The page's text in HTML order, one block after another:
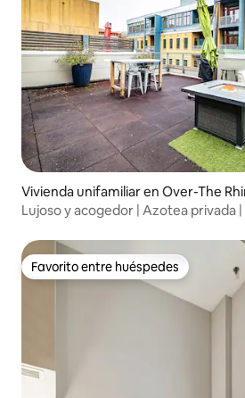
Vivienda unifamiliar en Over-The
Lujoso y acogedor | Azotea privada
Favorito entre huéspedes
Favorito entre huéspedes